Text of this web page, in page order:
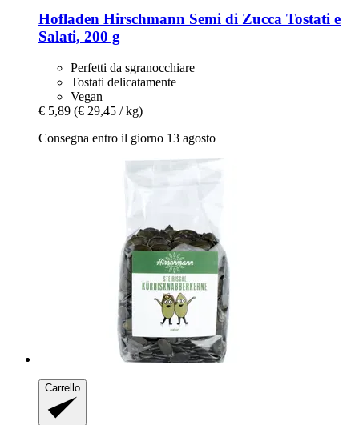
Hofladen Hirschmann Semi di Zucca Tostati e
Salati, 200 g
Perfetti da sgranocchiare
Tostati delicatamente
Vegan
€ 5,89 (€ 29,45 / kg)
Consegna entro il giorno 13 agosto
Carrello